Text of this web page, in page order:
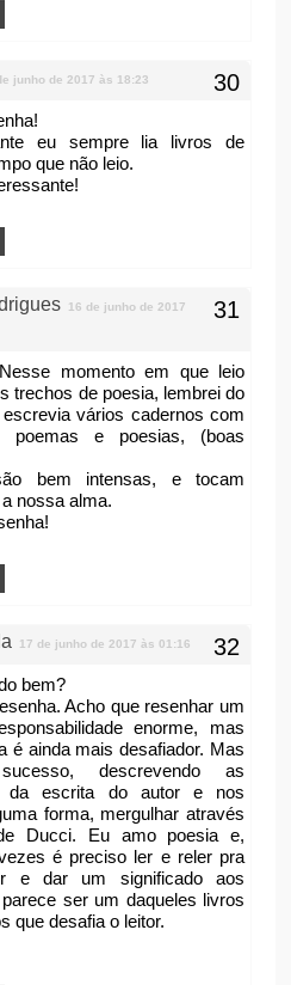
junho de 2017 às 18:23
eu sempre lia livros de
que não leio.
16 de junho de 2017
momento em que leio
trechos de poesia, lembrei do
vários cadernos com
poemas e poesias, (boas
bem intensas, e tocam
nossa alma.
17 de junho de 2017 às 01:16
bem?
Acho que resenhar um
enorme, mas
é ainda mais desafiador. Mas
descrevendo as
da escrita do autor e nos
forma, mergulhar através
Ducci. Eu amo poesia e,
é preciso ler e reler pra
e dar um significado aos
ser um daqueles livros
que desafia o leitor.